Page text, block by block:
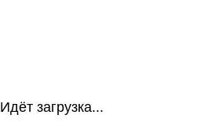
Идёт загрузка...